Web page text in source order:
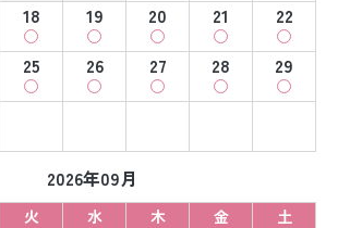
18 19 20 21
22
25 26 27 28
29
2026年09月
火 水 木 金 土